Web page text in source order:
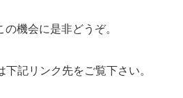
機会に是非どうぞ。
記リンク先をご覧下さい。